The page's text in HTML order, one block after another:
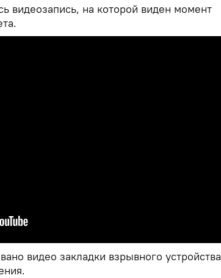
видеозапись, на которой виден момент
видео закладки взрывного устройства